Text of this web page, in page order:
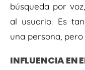
búsqueda por
al usuario. Es
una persona,
INFLUENCIA EN